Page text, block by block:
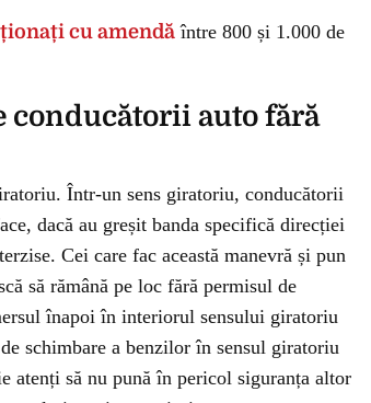
cu amendă între 800 și 1.000 de
conducătorii auto fără
Într-un sens giratoriu, conducătorii
dacă au greșit banda specifică direcției
Cei care fac această manevră și pun
să rămână pe loc fără permisul de
înapoi în interiorul sensului giratoriu
schimbare a benzilor în sensul giratoriu
atenți să nu pună în pericol siguranța altor